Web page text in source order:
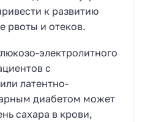
к развитию
рвоты и отеков.
электролитного
с
латентно-
диабетом может
сахара в крови,